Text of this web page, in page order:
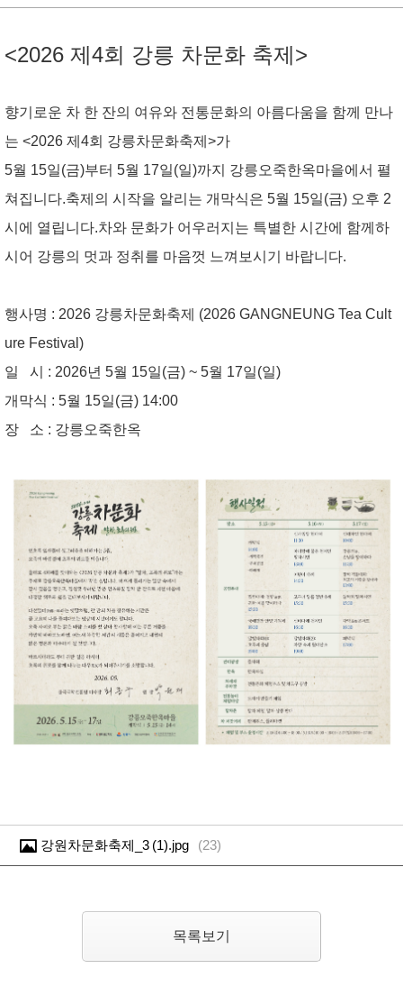
<2026 제4회 강릉 차문화 축제>
향기로운 차 한 잔의 여유와 전통문화의 아름다움을 함께 만나
는 <2026 제4회 강릉차문화축제>가
5월 15일(금)부터 5월 17일(일)까지 강릉오죽한옥마을에서 펼
쳐집니다.축제의 시작을 알리는 개막식은 5월 15일(금) 오후 2
시 에 열립니다.차와 문화가 어우러지는 특별한 시간에 함께하
시어 강릉의 멋과 정취를 마음껏 느껴보시기 바랍니다.
행사명 : 2026 강릉차문화축제 (2026 GANGNEUNG Tea Cult
ure Festival)
일 시 : 2026년 5월 15일(금) ~ 5월 17일(일)
개막식 : 5월 15일(금) 14:00
장 소 : 강릉오죽한옥
강원차문화축제_3 (1).jpg (23)
목록보기